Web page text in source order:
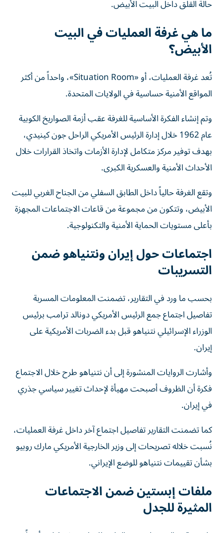
حالة القلق داخل البيت الأبيض.
ما هي غرفة العمليات في البيت
الأبيض؟
تُعد غرفة العمليات، أو «Situation Room»، واحداً من أكثر
المواقع الأمنية حساسية في الولايات المتحدة.
وتم إنشاء الفكرة الأساسية للغرفة عقب أزمة الصواريخ الكوبية
عام 1962 خلال إدارة الرئيس الأمريكي الراحل جون كينيدي،
بهدف توفير مركز متكامل لإدارة الأزمات واتخاذ القرارات خلال
الأحداث الأمنية والعسكرية الكبرى.
وتقع الغرفة حالياً داخل الطابق السفلي من الجناح الغربي للبيت
الأبيض، وتتكون من مجموعة من قاعات الاجتماعات المجهزة
بأعلى مستويات الحماية الأمنية والتكنولوجية.
اجتماعات حول إيران ونتنياهو ضمن
التسريبات
بحسب ما ورد في التقارير، تضمنت المعلومات المسربة
تفاصيل اجتماع جمع الرئيس الأمريكي دونالد ترامب برئيس
الوزراء الإسرائيلي نتنياهو قبل بدء الضربات الأمريكية على
إيران.
وأشارت الروايات المنشورة إلى أن نتنياهو طرح خلال الاجتماع
فكرة أن الظروف أصبحت مهيأة لإحداث تغيير سياسي جذري
في إيران.
كما تضمنت التقارير تفاصيل اجتماع آخر داخل غرفة العمليات،
نُسبت خلاله تصريحات إلى وزير الخارجية الأمريكي مارك روبيو
بشأن تقييمات نتنياهو للوضع الإيراني.
ملفات إبستين ضمن الاجتماعات
المثيرة للجدل